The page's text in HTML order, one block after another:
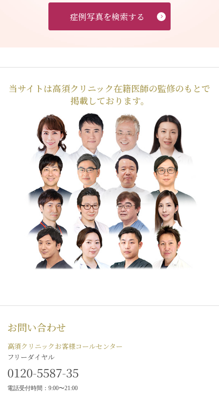
症例写真を検索する
当サイトは高須クリニック在籍医師の監修のもとで
掲載しております。
お問い合わせ
高須クリニックお客様コールセンター
フリーダイヤル
0120-5587-35
電話受付時間：9:00〜21:00